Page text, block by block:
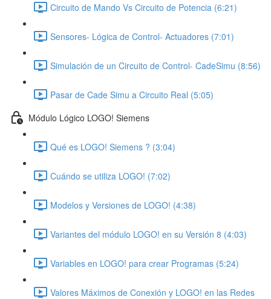
Circuito de Mando Vs Circuito de Potencia (6:21)
Sensores- Lógica de Control- Actuadores (7:01)
Simulación de un Circuito de Control- CadeSimu (8:56)
Pasar de Cade Simu a Circuito Real (5:05)
Módulo Lógico LOGO! Siemens
Qué es LOGO! Siemens ? (3:04)
Cuándo se utiliza LOGO! (7:02)
Modelos y Versiones de LOGO! (4:38)
Variantes del módulo LOGO! en su Versión 8 (4:03)
Variables en LOGO! para crear Programas (5:24)
Valores Máximos de Conexión y LOGO! en las Redes